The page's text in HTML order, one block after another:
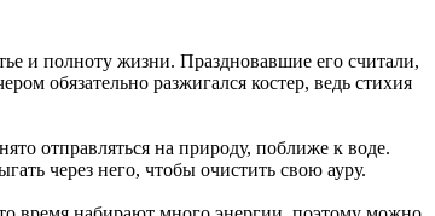
и полноту жизни. Праздновавшие его считали,
обязательно разжигался костер, ведь стихия
отправляться на природу, поближе к воде.
через него, чтобы очистить свою ауру.